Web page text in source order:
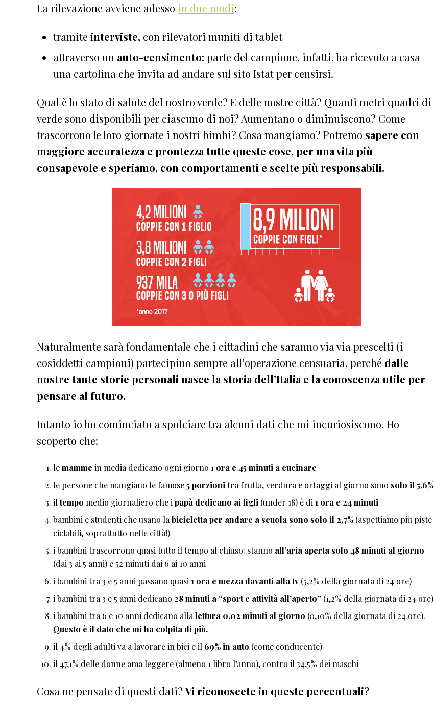
La rilevazione avviene adesso in due modi:
tramite interviste, con rilevatori muniti di tablet
attraverso un auto-censimento: parte del campione, infatti, ha ricevuto a casa
una cartolina che invita ad andare sul sito Istat per censirsi.
Qual è lo stato di salute del nostro verde? E delle nostre città? Quanti metri quadri di
verde sono disponibili per ciascuno di noi? Aumentano o diminuiscono? Come
trascorrono le loro giornate i nostri bimbi? Cosa mangiamo? Potremo sapere con
maggiore accuratezza e prontezza tutte queste cose, per una vita più
consapevole e speriamo, con comportamenti e scelte più responsabili.
Naturalmente sarà fondamentale che i cittadini che saranno via via prescelti (i
cosiddetti campioni) partecipino sempre all’operazione censuaria, perché dalle
nostre tante storie personali nasce la storia dell’Italia e la conoscenza utile per
pensare al futuro.
Intanto io ho cominciato a spulciare tra alcuni dati che mi incuriosiscono. Ho
scoperto che:
lemamme in media dedicano ogni giorno 1 ora e 45 minuti a cucinare
le persone che mangiano le famose5 porzioni tra frutta, verdura e ortaggi al giorno sono solo il 5,6%
iltempo medio giornaliero che i papà dedicano ai figli (under 18) è di 1 ora e 24 minuti
bambini e studenti che usano la bicicletta per andare a scuola sono solo il 2,7% (aspettiamo più piste
ciclabili, soprattutto nelle città!)
i bambini trascorrono quasi tutto il tempo al chiuso: stanno all’aria aperta solo 48 minuti al giorno
(dai 3 ai 5 anni) e 52 minuti dai 6 ai 10 anni
i bambini tra 3 e 5 anni passano quasi 1 ora e mezza davanti alla tv (5,2% della giornata di 24 ore)
i bambini tra 3 e 5 anni dedicano 28 minuti a “sport e attività all’aperto” (1,2% della giornata di 24 ore)
i bambini tra 6 e 10 anni dedicano alla lettura 0,02 minuti al giorno (0,10% della giornata di 24 ore).
Questo è il dato che mi ha colpita di più.
il 4% degli adulti va a lavorare in bici e il 69% in auto (come conducente)
il 47,1% delle donne ama leggere (almeno 1 libro l’anno), contro il 34,5% dei maschi
Cosa ne pensate di questi dati?Vi riconoscete in queste percentuali?